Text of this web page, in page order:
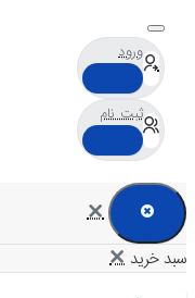
ورود
ثبت نام